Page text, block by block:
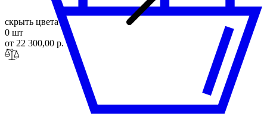
скрыть цвета
0 шт
от 22 300,00 р.